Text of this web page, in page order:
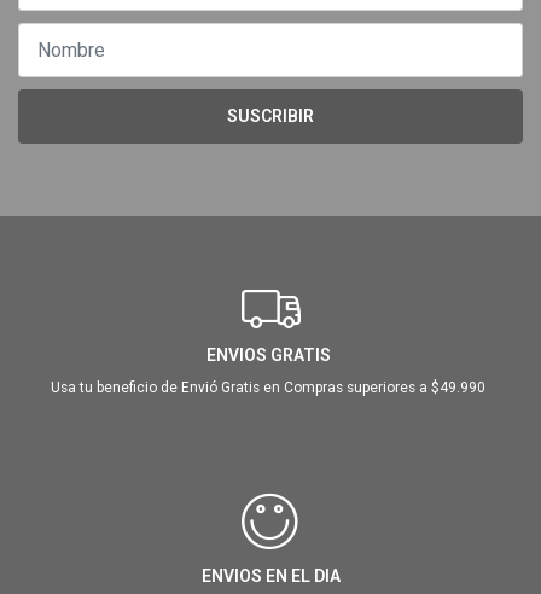
SUSCRIBIR
ENVIOS GRATIS
Usa tu beneficio de Envió Gratis en Compras superiores a $49.990
ENVIOS EN EL DIA